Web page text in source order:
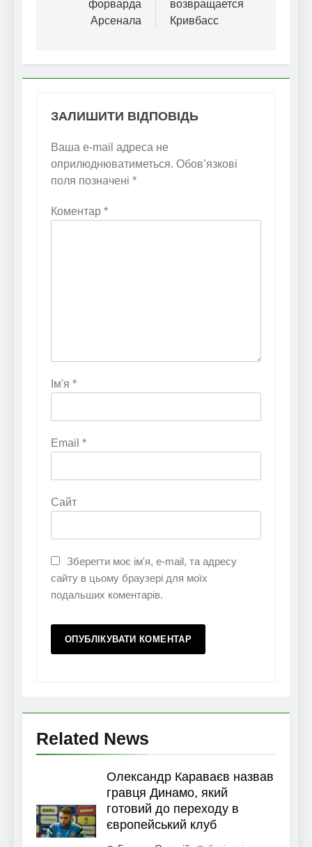
форварда
Арсенала
возвращается
Кривбасс
ЗАЛИШИТИ ВІДПОВІДЬ
Ваша e-mail адреса не
оприлюднюватиметься. Обов’язкові
поля позначені *
Коментар *
Ім'я *
Email *
Сайт
Зберегти моє ім'я, e-mail, та адресу
сайту в цьому браузері для моїх
подальших коментарів.
Related News
Олександр Караваєв назвав
гравця Динамо, який
готовий до переходу в
європейський клуб